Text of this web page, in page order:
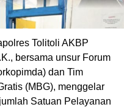
Tolitoli AKBP
bersama unsur Forum
dan Tim
(MBG), menggelar
Satuan Pelayanan